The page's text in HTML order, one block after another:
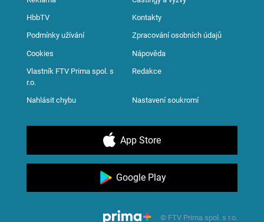
HbbTV Kontakty
Podmínky užívání Zpracování osobních údajů
Cookies Nápověda
Vlastník FTV Prima spol. s
r.o.
Redakce
Nahlásit chybu Nastavení soukromí
App Store
Google Play
© FTV Prima spol. s r.o.